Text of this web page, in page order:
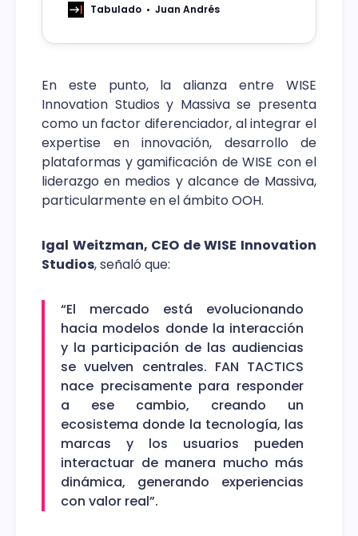
combinando vehículos históricos con
Tabulado Juan Andrés
En este punto, la alianza entre WISE
Innovation Studios y Massiva se presenta
como un factor diferenciador, al integrar el
expertise en innovación, desarrollo de
plataformas y gamificación de WISE con el
liderazgo en medios y alcance de Massiva,
particularmente en el ámbito OOH.
Igal Weitzman, CEO de WISE Innovation
Studios, señaló que:
“El mercado está evolucionando
hacia modelos donde la interacción
y la participación de las audiencias
se vuelven centrales. FAN TACTICS
nace precisamente para responder
a ese cambio, creando un
ecosistema donde la tecnología, las
marcas y los usuarios pueden
interactuar de manera mucho más
dinámica, generando experiencias
con valor real”.